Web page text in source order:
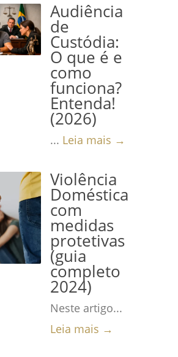
Audiência
de
Custódia:
O que é e
como
funciona?
Entenda!
(2026)
... Leia mais →
Violência
Doméstica
com
medidas
protetivas
(guia
completo
2024)
Neste artigo...
Leia mais →